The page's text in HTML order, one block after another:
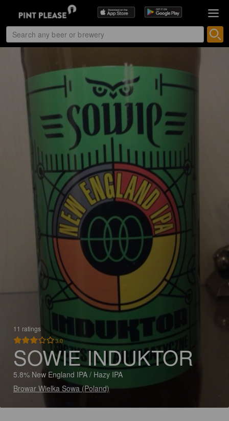
11 ratings
3.0
SOWIE INDUKTOR
5.8% New England IPA / Hazy IPA
Browar Wielka Sowa (Poland)